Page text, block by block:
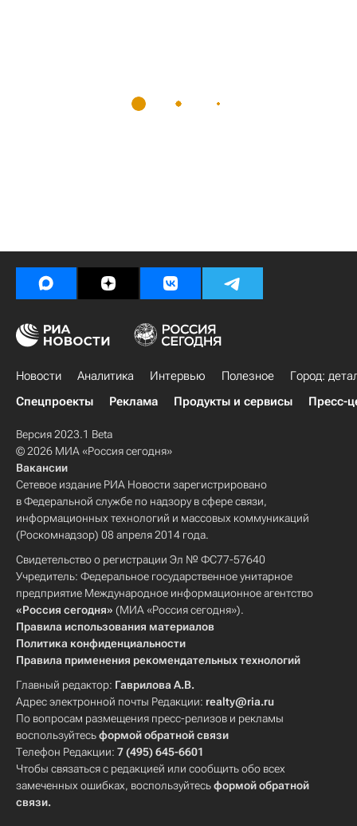
Новости Аналитика Интервью Полезное
Город:
Спецпроекты
Реклама Продукты и сервисы Пресс-
Версия 2023.1 Beta
© 2026 МИА «Россия сегодня»
Вакансии
Сетевое издание РИА Новости зарегистрировано
в Федеральной службе по надзору в сфере связи,
информационных технологий и массовых коммуникаций
(Роскомнадзор) 08 апреля 2014 года.
Свидетельство о регистрации Эл № ФС77-57640
Учредитель: Федеральное государственное унитарное
предприятие Международное информационное агентство
«Россия сегодня» (МИА «Россия сегодня»).
Правила использования материалов
Политика конфиденциальности
Правила применения рекомендательных технологий
Главный редактор: Гаврилова А.В.
Адрес электронной почты Редакции: realty@ria.ru
По вопросам размещения пресс-релизов и рекламы
воспользуйтесьформой обратной связи
Телефон Редакции: 7 (495) 645-6601
Чтобы связаться с редакцией или сообщить обо всех
замеченных ошибках, воспользуйтесьформой обратной
связи.